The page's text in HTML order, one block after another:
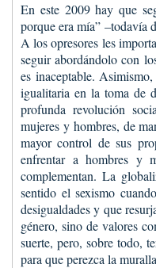
En este 2009 hay que
porque era mía” –todavía
A los opresores les
seguir abordándolo con
es inaceptable.
igualitaria en la toma de
profunda revolución
mujeres y hombres, de
mayor control de sus
enfrentar a hombres y
complementan. La
sentido el sexismo
desigualdades y que
género, sino de valores
suerte, pero, sobre todo,
para que perezca la